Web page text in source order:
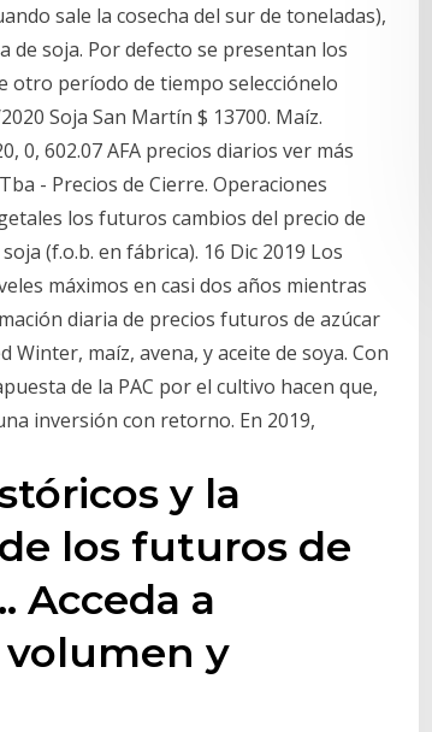
sale la cosecha del sur de toneladas),
de soja. Por defecto se presentan los
otro período de tiempo selecciónelo
Soja San Martín $ 13700. Maíz.
0, 602.07 AFA precios diarios ver más
- Precios de Cierre. Operaciones
los futuros cambios del precio de
(f.o.b. en fábrica). 16 Dic 2019 Los
máximos en casi dos años mientras
diaria de precios futuros de azúcar
maíz, avena, y aceite de soya. Con
de la PAC por el cultivo hacen que,
inversión con retorno. En 2019,
y la
los futuros de
Acceda a
y